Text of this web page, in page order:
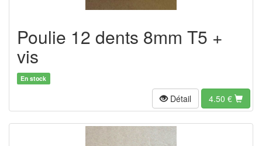
Poulie 12 dents 8mm T5 +
vis
En stock
Détail 4.50 €